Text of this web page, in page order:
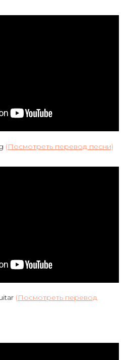
(Посмотреть перевод песни)
(Посмотреть перевод